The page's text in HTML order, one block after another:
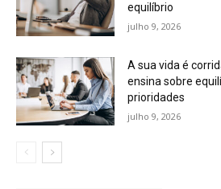
equilíbrio
julho 9, 2026
A sua vida é
ensina sobre
prioridades
julho 9, 2026